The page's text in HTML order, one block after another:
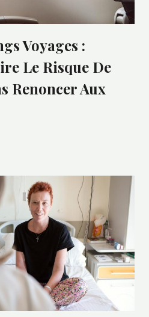
Voyages :
Le Risque De
Renoncer Aux